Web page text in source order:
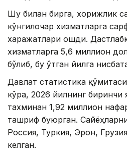
Шу билан бирга, хорижлик
кўнгилочар хизматларга
харажатлари ошди.
хизматларга 5,6 миллион
бўлиб, бу ўтган йилга
Давлат статистика
кўра, 2026 йилнинг
тахминан 1,92 миллион
ташриф буюрган.
Россия, Туркия, Эрон,
келган.